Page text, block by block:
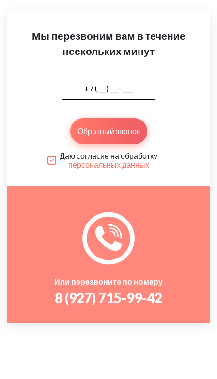
Мы перезвоним вам в течение
нескольких минут
Обратный звонок
Даю согласие на обработку
персональных данных
Или перезвоните по номеру
8 (927) 715-99-42